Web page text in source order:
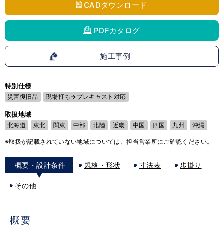
CADダウンロード
PDFカタログ
施工事例
特別仕様
災害復旧品 現場打ち→プレキャスト対応
取扱地域
北海道 東北 関東 中部 北陸 近畿 中国 四国 九州 沖縄
※取扱が記載されていない地域については、担当営業所にご確認ください。
概要・設計条件 規格・形状 寸法表 歩掛り
その他